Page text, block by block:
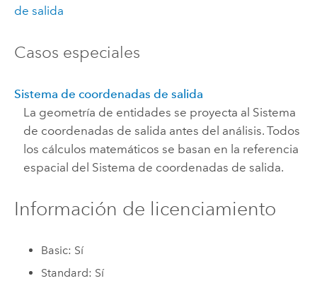
de salida
Casos especiales
Sistema de coordenadas de salida
La geometría de entidades se proyecta al Sistema
de coordenadas de salida antes del análisis. Todos
los cálculos matemáticos se basan en la referencia
espacial del Sistema de coordenadas de salida.
Información de licenciamiento
Basic: Sí
Standard: Sí